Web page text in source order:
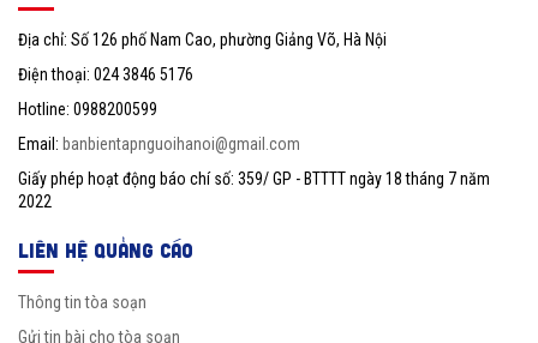
Địa chỉ: Số 126 phố Nam Cao, phường Giảng Võ, Hà Nội
Điện thoại: 024 3846 5176
Hotline: 0988200599
Email: banbientapnguoihanoi@gmail.com
Giấy phép hoạt động báo chí số: 359/ GP - BTTTT ngày 18 tháng 7 năm
2022
LIÊN HỆ QUẢNG CÁO
Thông tin tòa soạn
Gửi tin bài cho tòa soạn